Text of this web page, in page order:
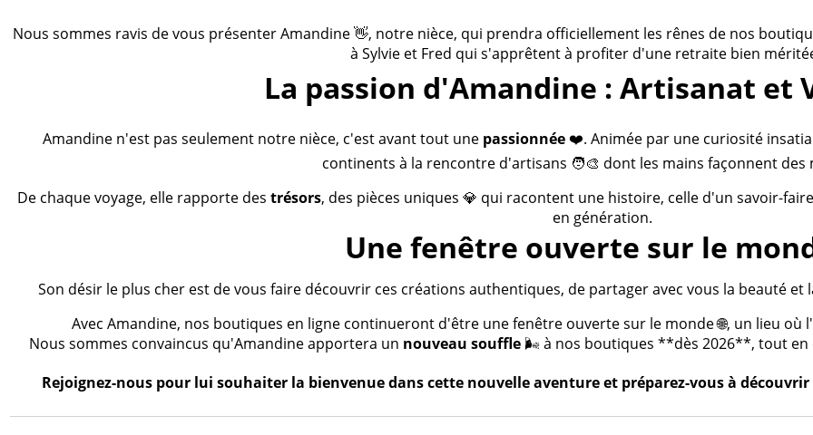
Nous sommes ravis de vous présenter Amandine 👋, notre nièce, qui prendra officiellement les rênes de nos
à Sylvie et Fred qui s'apprêtent à profiter d'une retraite bien
La passion d'Amandine : Artisanat et
Amandine n'est pas seulement notre nièce, c'est avant tout une passionnée❤️. Animée par une curiosité
continents à la rencontre d'artisans 🧑‍🎨 dont les mains façonnent des
De chaque voyage, elle rapporte des trésors, des pièces uniques 💎 qui racontent une histoire, celle d'un savoir-
en génération.
Une fenêtre ouverte sur le
Son désir le plus cher est de vous faire découvrir ces créations authentiques, de partager avec vous la beauté
Avec Amandine, nos boutiques en ligne continueront d'être une fenêtre ouverte sur le monde 🌐, un lieu
Nous sommes convaincus qu'Amandine apportera un nouveau souffle🌬️ à nos boutiques **dès 2026**, tout en
Rejoignez-nous pour lui souhaiter la bienvenue dans cette nouvelle aventure et préparez-vous à